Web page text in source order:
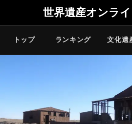
世界遺産オンラ
トップ ランキング 文化遺